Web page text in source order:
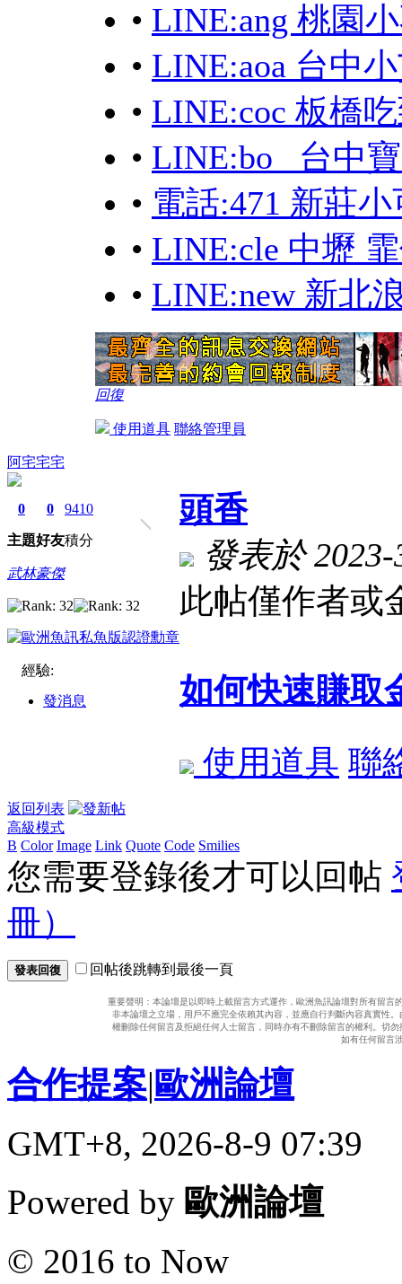
• LINE:ang 桃園
• LINE:aoa 台中
• LINE:coc 板橋
• LINE:bo_ 台中
• 電話:471 新莊
• LINE:cle 中壢
• LINE:new 新北
回復
使用道具 聯絡管理員
阿宅宅宅
0
主題
0
好友
9410
積分
武林豪傑
經驗:
發消息
頭香
發表於
此帖僅作者或
如何快速賺取
使用道具 聯
返回列表
高級模式
B Color Image Link Quote Code Smilies
您需要登錄後才可以回帖
冊）
發表回復 回帖後跳轉到最後一頁
重要聲明：本論壇是以即時上載留言方式運作，歐洲魚訊論壇對所有留
非本論壇之立場，用戶不應完全依賴其內容，並應自行判斷內容真實性
權刪除任何留言及拒絕任何人士留言，同時亦有不刪除留言的權利。切
如有任何留言
合作提案|歐洲論壇
GMT+8, 2026-8-9 07:39
Powered by 歐洲論壇
© 2016 to Now